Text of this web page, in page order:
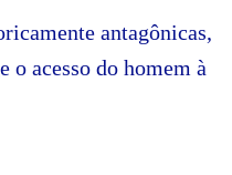
antagônicas,
o acesso do homem à